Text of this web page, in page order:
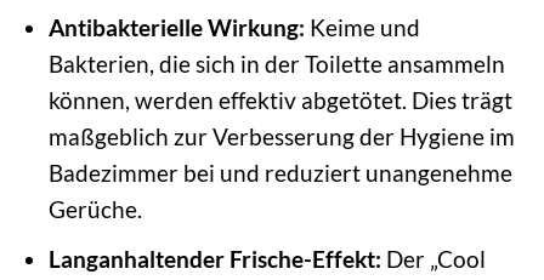
Antibakterielle Wirkung: Keime und
Bakterien, die sich in der Toilette ansammeln
können, werden effektiv abgetötet. Dies trägt
maßgeblich zur Verbesserung der Hygiene im
Badezimmer bei und reduziert unangenehme
Gerüche.
Langanhaltender Frische-Effekt: Der „Cool